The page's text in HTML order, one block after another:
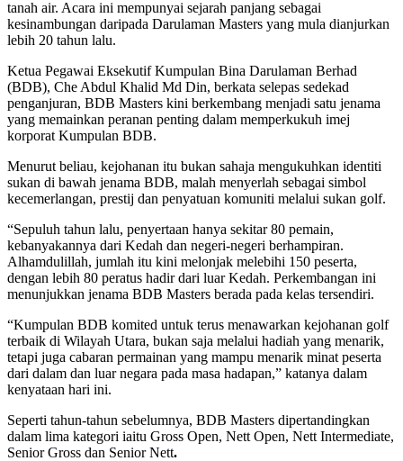
tanah air. Acara ini mempunyai sejarah panjang sebagai
kesinambungan daripada Darulaman Masters yang mula dianjurkan
lebih 20 tahun lalu.
Ketua Pegawai Eksekutif Kumpulan Bina Darulaman Berhad
(BDB), Che Abdul Khalid Md Din, berkata selepas sedekad
penganjuran, BDB Masters kini berkembang menjadi satu jenama
yang memainkan peranan penting dalam memperkukuh imej
korporat Kumpulan BDB.
Menurut beliau, kejohanan itu bukan sahaja mengukuhkan identiti
sukan di bawah jenama BDB, malah menyerlah sebagai simbol
kecemerlangan, prestij dan penyatuan komuniti melalui sukan golf.
“Sepuluh tahun lalu, penyertaan hanya sekitar 80 pemain,
kebanyakannya dari Kedah dan negeri-negeri berhampiran.
Alhamdulillah, jumlah itu kini melonjak melebihi 150 peserta,
dengan lebih 80 peratus hadir dari luar Kedah. Perkembangan ini
menunjukkan jenama BDB Masters berada pada kelas tersendiri.
“Kumpulan BDB komited untuk terus menawarkan kejohanan golf
terbaik di Wilayah Utara, bukan saja melalui hadiah yang menarik,
tetapi juga cabaran permainan yang mampu menarik minat peserta
dari dalam dan luar negara pada masa hadapan,” katanya dalam
kenyataan hari ini.
Seperti tahun-tahun sebelumnya, BDB Masters dipertandingkan
dalam lima kategori iaitu Gross Open, Nett Open, Nett Intermediate,
Senior Gross dan Senior Nett.